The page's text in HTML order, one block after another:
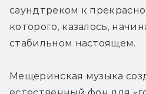
саундтреком к
которого, казалось,
стабильном настоящем.
Мещеринская музыка